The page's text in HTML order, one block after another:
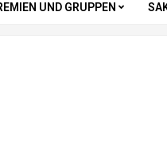
UND GRUPPEN